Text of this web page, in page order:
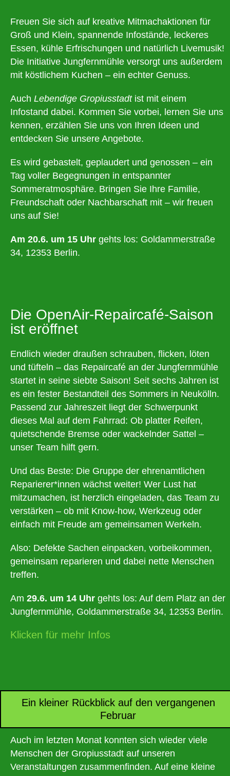
Freuen Sie sich auf kreative Mitmachaktionen für
Groß und Klein, spannende Infostände, leckeres
Essen, kühle Erfrischungen und natürlich Livemusik!
Die Initiative Jungfernmühle versorgt uns außerdem
mit köstlichem Kuchen – ein echter Genuss.
Auch Lebendige Gropiusstadtist mit einem
Infostand dabei. Kommen Sie vorbei, lernen Sie uns
kennen, erzählen Sie uns von Ihren Ideen und
entdecken Sie unsere Angebote.
Es wird gebastelt, geplaudert und genossen – ein
Tag voller Begegnungen in entspannter
Sommeratmosphäre. Bringen Sie Ihre Familie,
Freundschaft oder Nachbarschaft mit – wir freuen
uns auf Sie!
Am 20.6. um 15 Uhr gehts los: Goldammerstraße
34, 12353 Berlin.
Die OpenAir-Repaircafé-Saison
ist eröffnet
Endlich wieder draußen schrauben, flicken, löten
und tüfteln – das Repaircafé an der Jungfernmühle
startet in seine siebte Saison! Seit sechs Jahren ist
es ein fester Bestandteil des Sommers in Neukölln.
Passend zur Jahreszeit liegt der Schwerpunkt
dieses Mal auf dem Fahrrad: Ob platter Reifen,
quietschende Bremse oder wackelnder Sattel –
unser Team hilft gern.
Und das Beste: Die Gruppe der ehrenamtlichen
Reparierer*innen wächst weiter! Wer Lust hat
mitzumachen, ist herzlich eingeladen, das Team zu
verstärken – ob mit Know-how, Werkzeug oder
einfach mit Freude am gemeinsamen Werkeln.
Also: Defekte Sachen einpacken, vorbeikommen,
gemeinsam reparieren und dabei nette Menschen
treffen.
Am 29.6. um 14 Uhr gehts los: Auf dem Platz an der
Jungfernmühle, Goldammerstraße 34, 12353 Berlin.
Klicken für mehr Infos
Ein kleiner Rückblick auf den vergangenen
Februar
Auch im letzten Monat konnten sich wieder viele
Menschen der Gropiusstadt auf unseren
Veranstaltungen zusammenfinden. Auf eine kleine